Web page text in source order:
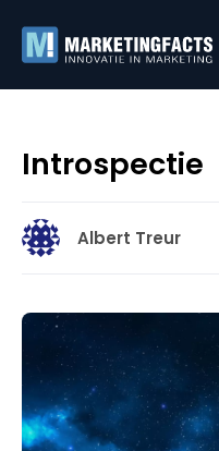
Introspectie
Albert Treur